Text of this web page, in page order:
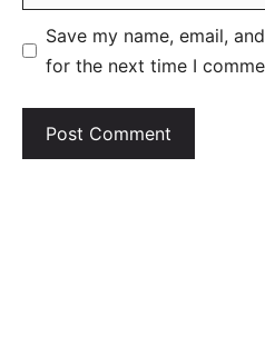
Save my name, email,
for the next time I